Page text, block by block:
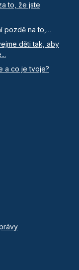
to, že jste
pozdě na to,…
děti tak, aby
a co je tvoje?